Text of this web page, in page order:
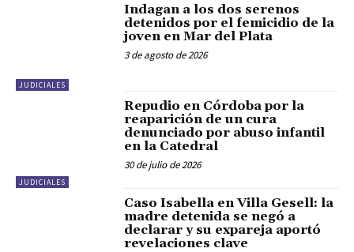
JUDICIALES
Indagan a los dos serenos
detenidos por el femicidio de la
joven en Mar del Plata
3 de agosto de 2026
JUDICIALES
Repudio en Córdoba por la
reaparición de un cura
denunciado por abuso infantil
en la Catedral
30 de julio de 2026
Caso Isabella en Villa Gesell: la
madre detenida se negó a
declarar y su expareja aportó
revelaciones clave